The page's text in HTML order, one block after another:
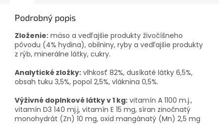
Podrobný popis
Zloženie: mäso a vedľajšie produkty živočíšneho
pôvodu (4% hydina), obilniny, ryby a vedľajšie produkty
z rýb, minerálne látky, cukry.
Analytické zložky: vlhkosť 82%, dusíkaté látky 6,5%,
obsah tuku 3,5%, popol 2,5%, vláknina 0,5%.
Výživné doplnkové látky v 1 kg: vitamín A 1100 m.j.,
vitamín D3 140 mj.j, vitamín E 15 mg, síran zinočnatý
monohydrát (Zn) 10 mg, oxid mangánatý (Mn) 2,5 mg